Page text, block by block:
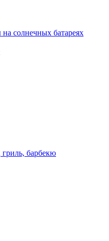
солнечных батареях
барбекю